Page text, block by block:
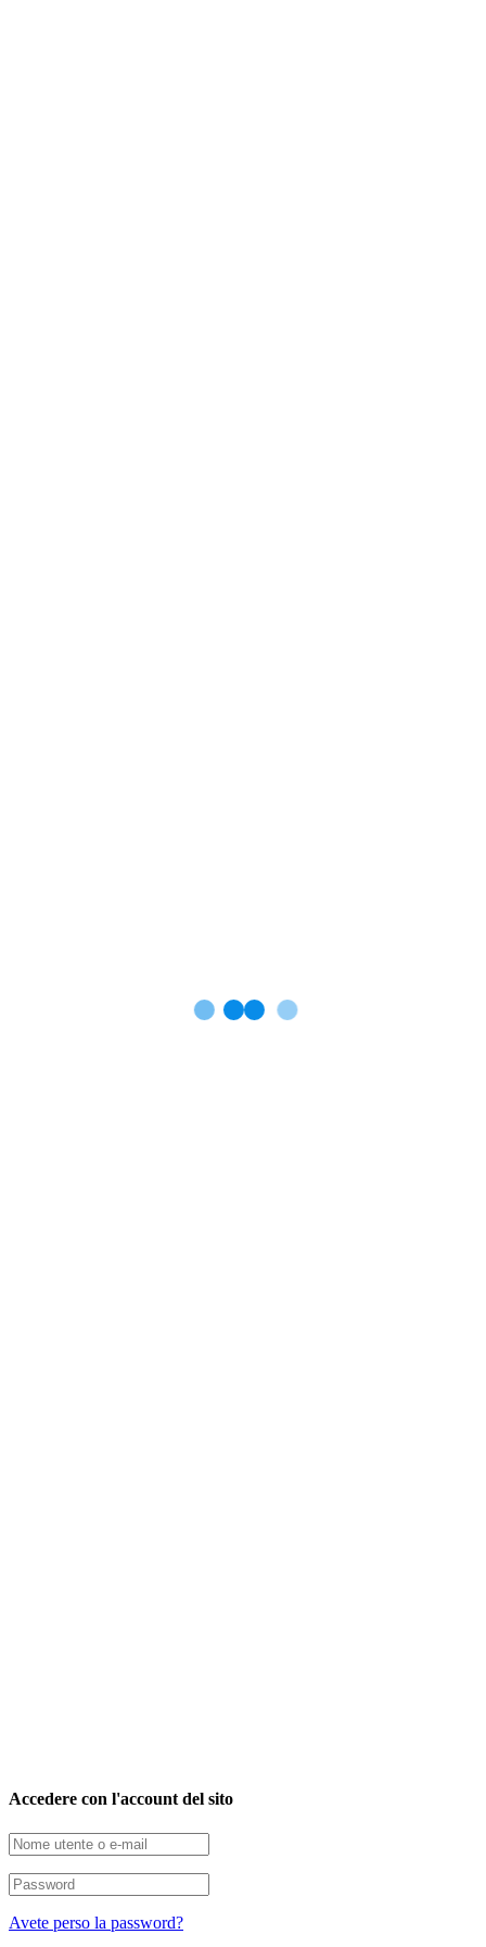
Accedere con l'account del sito
Avete perso la password?